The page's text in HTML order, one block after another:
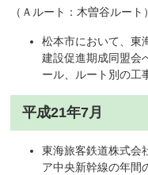
（Ａルート：木曽谷ルート）
松本市において、東
建設促進期成同盟会
ール、ルート別の工
平成21年7月
東海旅客鉄道株式会
ア中央新幹線の年間